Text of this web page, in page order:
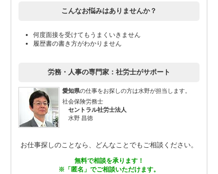
こんなお悩みはありませんか？
何度面接を受けてもうまくいきません
履歴書の書き方がわかりません
労務・人事の専門家：社労士がサポート
愛知県の仕事をお探しの方は水野が担当します。
社会保険労務士
セントラル社労士法人
水野 昌徳
お仕事探しのことなら、どんなことでもご相談ください。
無料で相談を承ります！
※「匿名」でご相談いただけます。